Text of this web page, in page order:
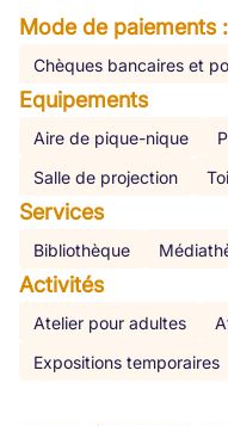
Mode de paiements :
Chèques bancaires et
Equipements
Aire de pique-nique
Salle de projection
Services
Bibliothèque
Activités
Atelier pour adultes
Expositions temporaires